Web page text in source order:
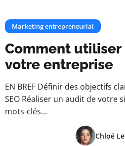
Marketing entrepreneurial
Comment utiliser
votre entreprise
EN BREF Définir des objectifs
SEO Réaliser un audit de votre
mots-clés…
Chloé